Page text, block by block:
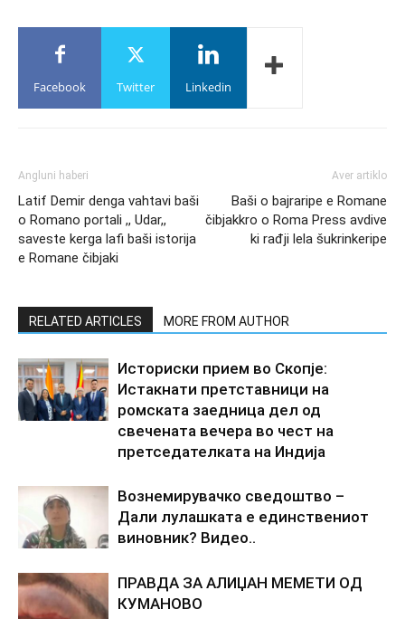
Facebook Twitter Linkedin
Angluni haberi
Latif Demir denga vahtavi baši
o Romano portali ,, Udar,,
saveste kerga lafi baši istorija
e Romane čibjaki
Aver artiklo
Baši o bajraripe e Romane
čibjakkro o Roma Press avdive
ki rađji lela šukrinkeripe
RELATED ARTICLES MORE FROM AUTHOR
Историски прием во Скопје:
Истакнати претставници на
ромската заедница дел од
свечената вечера во чест на
претседателката на Индија
Вознемирувачко сведоштво –
Дали лулашката е единствениот
виновник? Видео..
ПРАВДА ЗА АЛИЏАН МЕМЕТИ ОД
КУМАНОВО